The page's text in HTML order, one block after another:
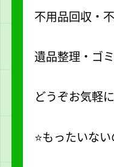
不用品回収・
遺品整理・ゴ
どうぞお気軽
⭐️もったいな